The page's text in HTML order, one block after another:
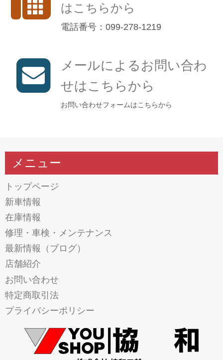
はこちらから
電話番号：099-278-1219
メールによるお問い合わ
せはこちらから
お問い合わせフォームはこちらから
メニュー
トップページ
新車情報
在庫情報
修理・車検・メンテナンス
最新情報（ブログ）
店舗紹介
お問い合わせ
特定商取引法
プライバシーポリシー